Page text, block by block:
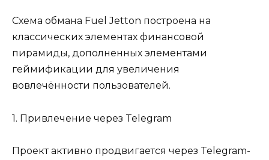
Схема обмана Fuel Jetton построена на
классических элементах финансовой
пирамиды, дополненных элементами
геймификации для увеличения
вовлечённости пользователей.
1. Привлечение через Telegram
Проект активно продвигается через Telegram-